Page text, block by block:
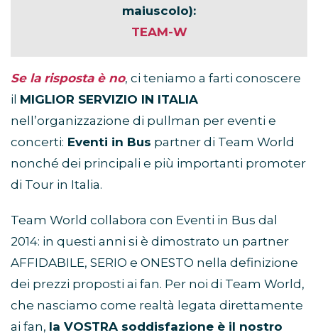
maiuscolo):
TEAM-W
Se la risposta è no, ci teniamo a farti conoscere
il MIGLIOR SERVIZIO IN ITALIA
nell’organizzazione di pullman per eventi e
concerti: Eventi in Bus partner di Team World
nonché dei principali e più importanti promoter
di Tour in Italia.
Team World collabora con Eventi in Bus dal
2014: in questi anni si è dimostrato un partner
AFFIDABILE, SERIO e ONESTO nella definizione
dei prezzi proposti ai fan. Per noi di Team World,
che nasciamo come realtà legata direttamente
ai fan, la VOSTRA soddisfazione è il nostro